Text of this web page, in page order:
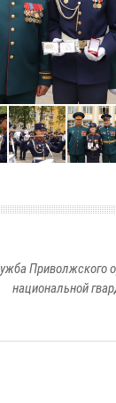
Приволжского
национальной